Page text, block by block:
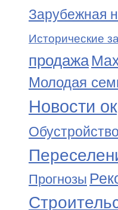
Зарубежная
Исторические
продажа
Молодая
Новости
Обустройство
Прогнозы